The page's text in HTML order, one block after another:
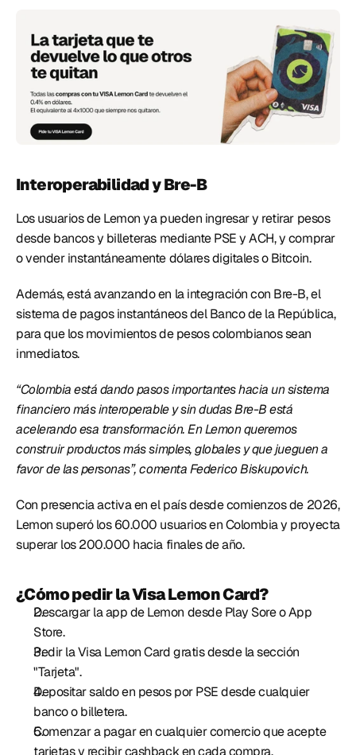
Interoperabilidad y Bre-B
Los usuarios de Lemon ya pueden ingresar y retirar pesos
desde bancos y billeteras mediante PSE y ACH, y comprar
o vender instantáneamente dólares digitales o Bitcoin.
Además, está avanzando en la integración con Bre-B, el
sistema de pagos instantáneos del Banco de la República,
para que los movimientos de pesos colombianos sean
inmediatos.
“Colombia está dando pasos importantes hacia un sistema
financiero más interoperable y sin dudas Bre-B está
acelerando esa transformación. En Lemon queremos
construir productos más simples, globales y que jueguen a
favor de las personas”, comenta Federico Biskupovich.
Con presencia activa en el país desde comienzos de 2026,
Lemon superó los 60.000 usuarios en Colombia y proyecta
superar los 200.000 hacia finales de año.
¿Cómo pedir la Visa Lemon Card?
Descargar la app de Lemon desde Play Sore o App
Store.
Pedir la Visa Lemon Card gratis desde la sección
"Tarjeta".
Depositar saldo en pesos por PSE desde cualquier
banco o billetera.
Comenzar a pagar en cualquier comercio que acepte
tarjetas y recibir cashback en cada compra.